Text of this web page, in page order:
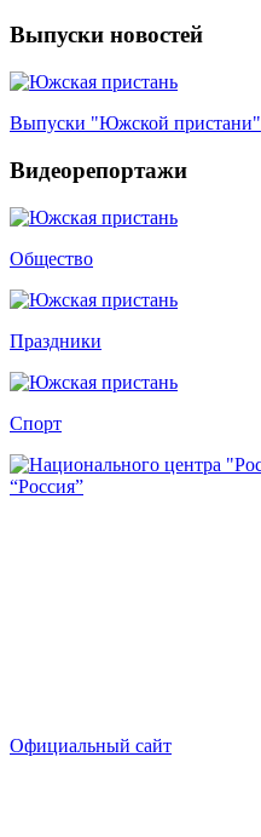
Выпуски новостей
Выпуски "Южской пристани"
Видеорепортажи
Общество
Праздники
Спорт
“Россия”
Официальный сайт